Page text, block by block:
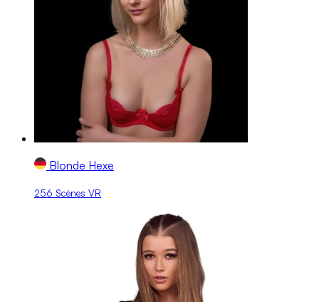
Blonde Hexe
256 Scènes VR